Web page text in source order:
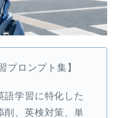
プロンプト集】
語学習に特化した
削、英検対策、単